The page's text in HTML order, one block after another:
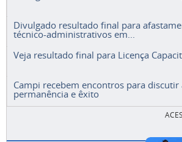
Divulgado resultado final para
técnico-administrativos em...
Veja resultado final para Licença
Campi recebem encontros para discutir
permanência e êxito